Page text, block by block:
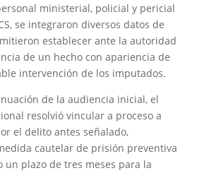
ministerial, policial y pericial
se integraron diversos datos de
establecer ante la autoridad
de un hecho con apariencia de
intervención de los imputados.
de la audiencia inicial, el
resolvió vincular a proceso a
el delito antes señalado,
cautelar de prisión preventiva
un plazo de tres meses para la